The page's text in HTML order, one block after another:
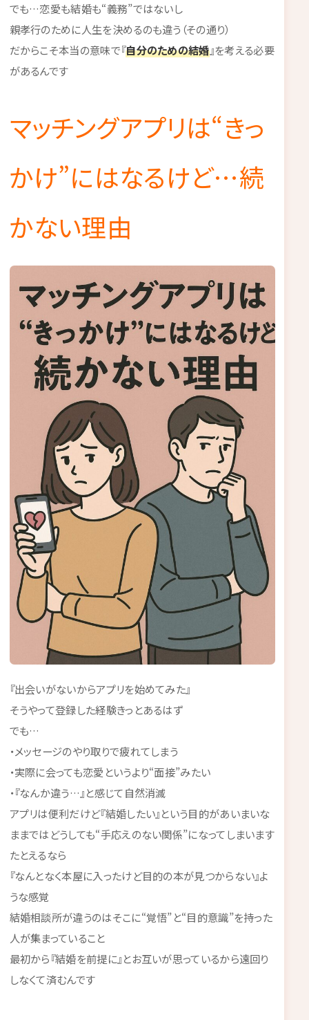
でも…恋愛も結婚も“義務”ではないし
親孝行のために人生を決めるのも違う（その通り）
だからこそ本当の意味で『自分のための結婚』を考える必要
があるんです
マッチングアプリは“きっ
かけ”にはなるけど…続
かない理由
『出会いがないからアプリを始めてみた』
そうやって登録した経験きっとあるはず
でも…
・メッセージのやり取りで疲れてしまう
・実際に会っても恋愛というより“面接”みたい
・『なんか違う…』と感じて自然消滅
アプリは便利だけど『結婚したい』という目的があいまいな
ままではどうしても“手応えのない関係”になってしまいます
たとえるなら
『なんとなく本屋に入ったけど目的の本が見つからない』よ
うな感覚
結婚相談所が違うのはそこに“覚悟”と“目的意識”を持った
人が集まっていること
最初から『結婚を前提に』とお互いが思っているから遠回り
しなくて済むんです